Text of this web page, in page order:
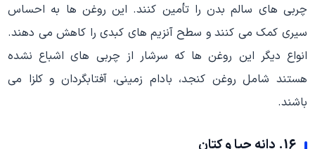
چربی های سالم بدن را تأمین کنند. این روغن ها به احساس
سیری کمک می کنند و سطح آنزیم های کبدی را کاهش می دهند.
انواع دیگر این روغن ها که سرشار از چربی های اشباع نشده
هستند شامل روغن کنجد، بادام زمینی، آفتابگردان و کلزا می
باشند.